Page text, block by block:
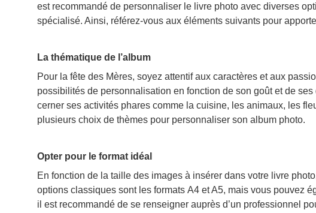
est recommandé de personnaliser le livre photo avec diverses
spécialisé. Ainsi, référez-vous aux éléments suivants pour
La thématique de l’album
Pour la fête des Mères, soyez attentif aux caractères et aux
possibilités de personnalisation en fonction de son goût et de ses
cerner ses activités phares comme la cuisine, les animaux, les
plusieurs choix de thèmes pour personnaliser son album photo.
Opter pour le format idéal
En fonction de la taille des images à insérer dans votre livre
options classiques sont les formats A4 et A5, mais vous pouvez
il est recommandé de se renseigner auprès d’un professionnel